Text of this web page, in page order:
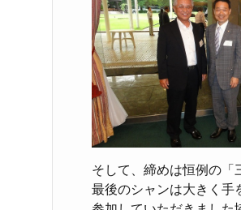
そして、締めは恒例の「
最後のシャンは大きく手